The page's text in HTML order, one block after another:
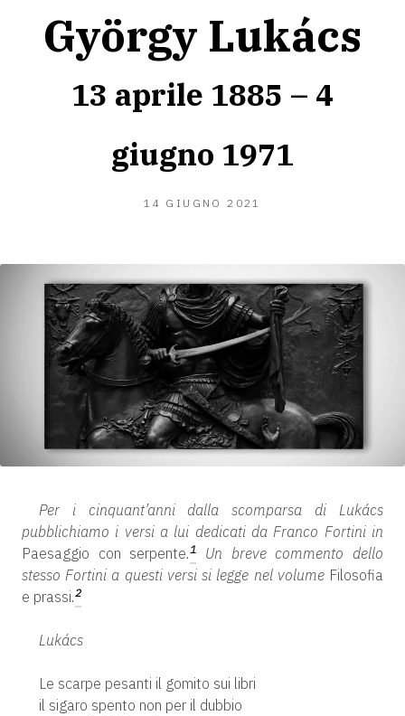
György Lukács
13 aprile 1885 – 4
giugno 1971
14 GIUGNO 2021
Per i cinquant’anni dalla scomparsa di Lukács
pubblichiamo i versi a lui dedicati da Franco Fortini in
Paesaggio con serpente.1
Un breve commento dello
stesso Fortini a questi versi si legge nel volume Filosofia
e prassi.2
Lukács
Le scarpe pesanti il gomito sui libri
il sigaro spento non per il dubbio